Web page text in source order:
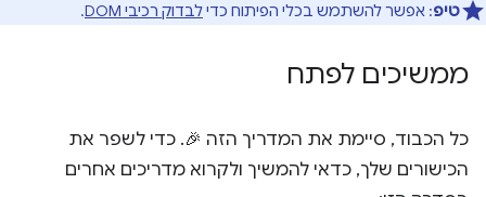
טיפ: אפשר להשתמש בכלי הפיתוח כדילבדוק רכיבי DOM .
ממשיכים לפתח
כל הכבוד, סיימת את המדריך הזה 🎉. כדי לשפר את
הכישורים שלך, כדאי להמשיך ולקרוא מדריכים אחרים